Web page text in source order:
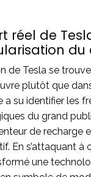
réel de
du
de Tesla se
plutôt que
a su identifier les
du grand
de recharge
En s’attaquant à
une